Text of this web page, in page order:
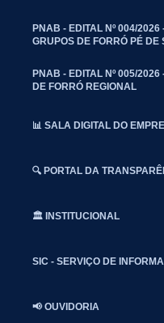
PNAB - EDITAL Nº 004/2026
GRUPOS DE FORRÓ PÉ
PNAB - EDITAL Nº 005/
DE FORRÓ REGIONAL
📊 SALA DIGITAL DO
🔍 PORTAL DA
🏛️ INSTITUCIONAL
SIC - SERVIÇO DE
📢 OUVIDORIA